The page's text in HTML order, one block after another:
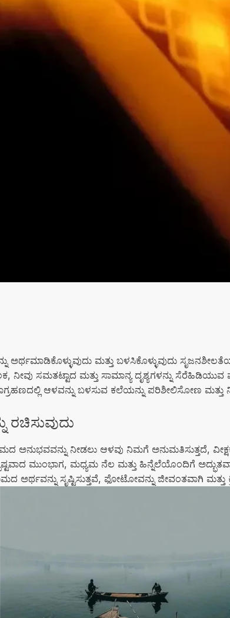
ಅರ್ಥಮಾಡಿಕೊಳ್ಳುವುದು ಮತ್ತು ಬಳಸಿಕೊಳ್ಳುವುದು
ನೀವು ಸಮತಟ್ಟಾದ ಮತ್ತು ಸಾಮಾನ್ಯ ದೃಶ್ಯಗಳನ್ನು ಸೆರೆಹಿಡಿಯುವ
ಆಳವನ್ನು ಬಳಸುವ ಕಲೆಯನ್ನು ಪರಿಶೀಲಿಸೋಣ
ನೀಡಲು ಆಳವು ನಿಮಗೆ ಅನುಮತಿಸುತ್ತದೆ,
ಮುಂಭಾಗ, ಮಧ್ಯಮ ನೆಲ ಮತ್ತು ಹಿನ್ನೆಲೆಯೊಂದಿಗೆ
ಅರ್ಥವನ್ನು ಸೃಷ್ಟಿಸುತ್ತವೆ, ಫೋಟೋವನ್ನು ಜೀವಂತವಾಗಿ ಮತ್ತು